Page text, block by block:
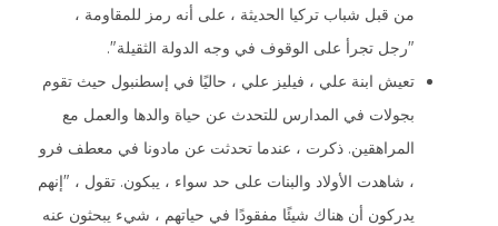
من قبل شباب تركيا الحديثة ، على أنه رمز للمقاومة ،
"رجل تجرأ على الوقوف في وجه الدولة الثقيلة".
تعيش ابنة علي ، فيليز علي ، حاليًا في إسطنبول حيث تقوم
بجولات في المدارس للتحدث عن حياة والدها والعمل مع
المراهقين. ذكرت ، عندما تحدثت عن مادونا في معطف فرو
، شاهدت الأولاد والبنات على حد سواء ، يبكون. تقول ، "إنهم
يدركون أن هناك شيئًا مفقودًا في حياتهم ، شيء يبحثون عنه